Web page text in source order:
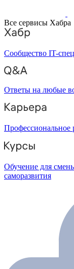
Все сервисы Хабра
Сообщество IT-
Ответы на любые
Профессиональное
Обучение для
саморазвития